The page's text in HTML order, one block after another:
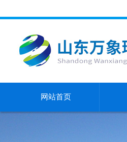
网站首页